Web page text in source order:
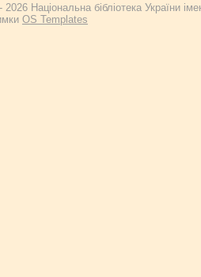
Національна бібліотека України
OS Templates